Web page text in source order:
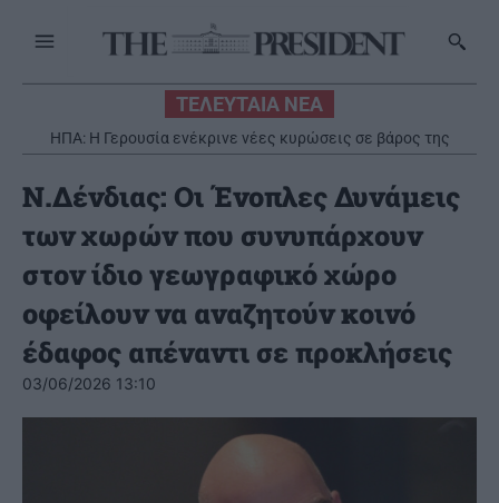
ΤΕΛΕΥΤΑΙΑ ΝΕΑ
ΗΠΑ: Η Γερουσία ενέκρινε νέες κυρώσεις σε βάρος της
Ρωσίας
Ν.Δένδιας: Οι Ένοπλες Δυνάμεις
των χωρών που συνυπάρχουν
στον ίδιο γεωγραφικό χώρο
οφείλουν να αναζητούν κοινό
έδαφος απέναντι σε προκλήσεις
03/06/2026 13:10